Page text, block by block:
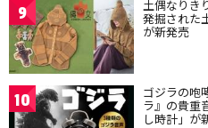
9 土偶なりき
発掘された
が新発売
10 ゴジラの咆
ラ』の貴重
し時計」が